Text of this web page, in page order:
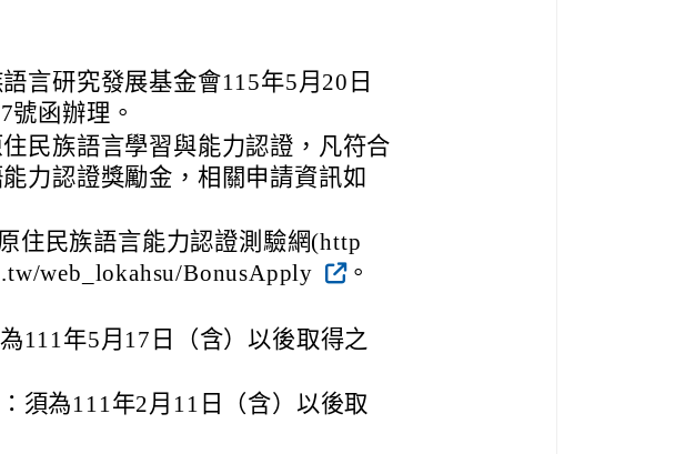
言研究發展基金會115年5月20日
號函辦理。
民族語言學習與能力認證，凡符合
力認證獎勵金，相關申請資訊如
住民族語言能力認證測驗網(http
web_lokahsu/BonusApply
。
111年5月17日（含）以後取得之
須為111年2月11日（含）以後取